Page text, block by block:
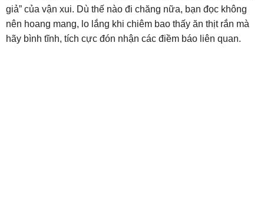
giả” của vận xui. Dù thế nào đi chăng nữa, bạn đọc không
nên hoang mang, lo lắng khi chiêm bao thấy ăn thịt rắn mà
hãy bình tĩnh, tích cực đón nhận các điềm báo liên quan.